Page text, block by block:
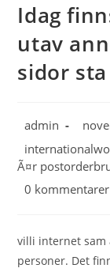
Idag
utav
sidor
Inläggsförfattare:
admin
Inläggskategori:
Ã¤r
Kommentarer
0 kommentarer
villi internet sam
personer. Det